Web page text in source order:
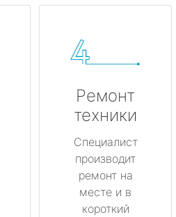
Ремонт
техники
Специалист
производит
ремонт на
месте и в
короткий